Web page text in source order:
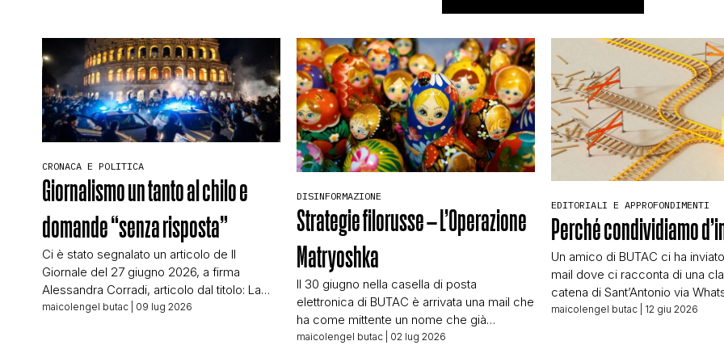
CRONACA E POLITICA
Giornalismo un tanto al chilo e
domande “senza risposta”
Ci è stato segnalato un articolo de Il
Giornale del 27 giugno 2026, a firma
Alessandra Corradi, articolo dal titolo: La
finta pagina de Il Giornale per la
maicolengel butac | 09 lug 2026
DISINFORMAZIONE
Strategie filorusse – L’Operazione
Matryoshka
Il 30 giugno nella casella di posta
elettronica di BUTAC è arrivata una mail che
ha come mittente un nome che già
conoscevo: Lars Wienand, responsabile
maicolengel butac | 02 lug 2026
EDITORIALI E APPROFONDIMENTI
Perché condividiamo
Un amico di BUTAC ci ha
mail dove ci racconta di una
catena di Sant’Antonio via
circola in Germania. L’amico è
maicolengel butac | 12 giu 2026